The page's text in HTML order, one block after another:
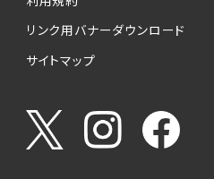
リンク用バナーダウンロード
サイトマップ